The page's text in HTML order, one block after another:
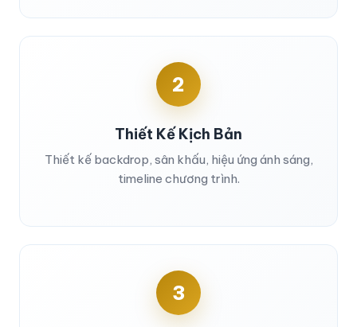
2
Thiết Kế Kịch Bản
Thiết kế backdrop, sân khấu, hiệu ứng ánh sáng,
timeline chương trình.
3